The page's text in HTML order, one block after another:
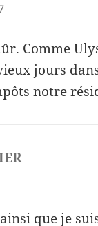
Comme
jours
notre
dit :
que je